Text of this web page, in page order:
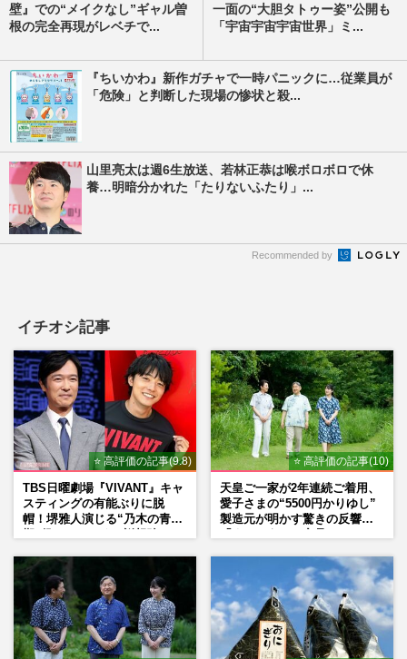
壁』での“メイクなし”ギャル曽
根の完全再現がレベチで...
一面の“大胆タトゥー姿”公開も
「宇宙宇宙宇宙世界」ミ...
『ちいかわ』新作ガチャで一時パニックに…従業員が
「危険」と判断した現場の惨状と殺...
山里亮太は週6生放送、若林正恭は喉ボロボロで休
養…明暗分かれた「たりないふたり」...
Recommended by
イチオシ記事
⭐ 高評価の記事(9.8)
TBS日曜劇場『VIVANT』キャ
スティングの有能ぶりに脱
帽！堺雅人演じる“乃木の青年
マン長男・櫻井海音だった
⭐ 高評価の記事(10)
天皇ご一家が2年連続ご着用、
愛子さまの“5500円かりゆし”
製造元が明かす驚きの反響